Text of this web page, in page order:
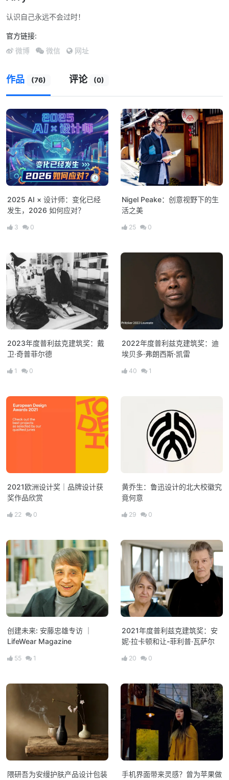
认识自己永远不会过时！
官方链接:
微博 微信 网址
作品 (76) 评论 (0)
2025 AI × 设计师：变化已经
发生，2026 如何应对？
3 0
Nigel Peake：创意视野下的生
活之美
25 0
2023年度普利兹克建筑奖：戴
卫·奇普菲尔德
1 0
2022年度普利兹克建筑奖：迪
埃贝多·弗朗西斯·凯雷
40 1
2021欧洲设计奖｜品牌设计获
奖作品欣赏
22 0
黄乔生：鲁迅设计的北大校徽究
竟何意
29 0
创建未来: 安藤忠雄专访 ｜
LifeWear Magazine
55 1
2021年度普利兹克建筑奖：安
妮·拉卡顿和让-菲利普·瓦萨尔
20 0
隈研吾为安缦护肤产品设计包装
手机界面带来灵感？曾为苹果做